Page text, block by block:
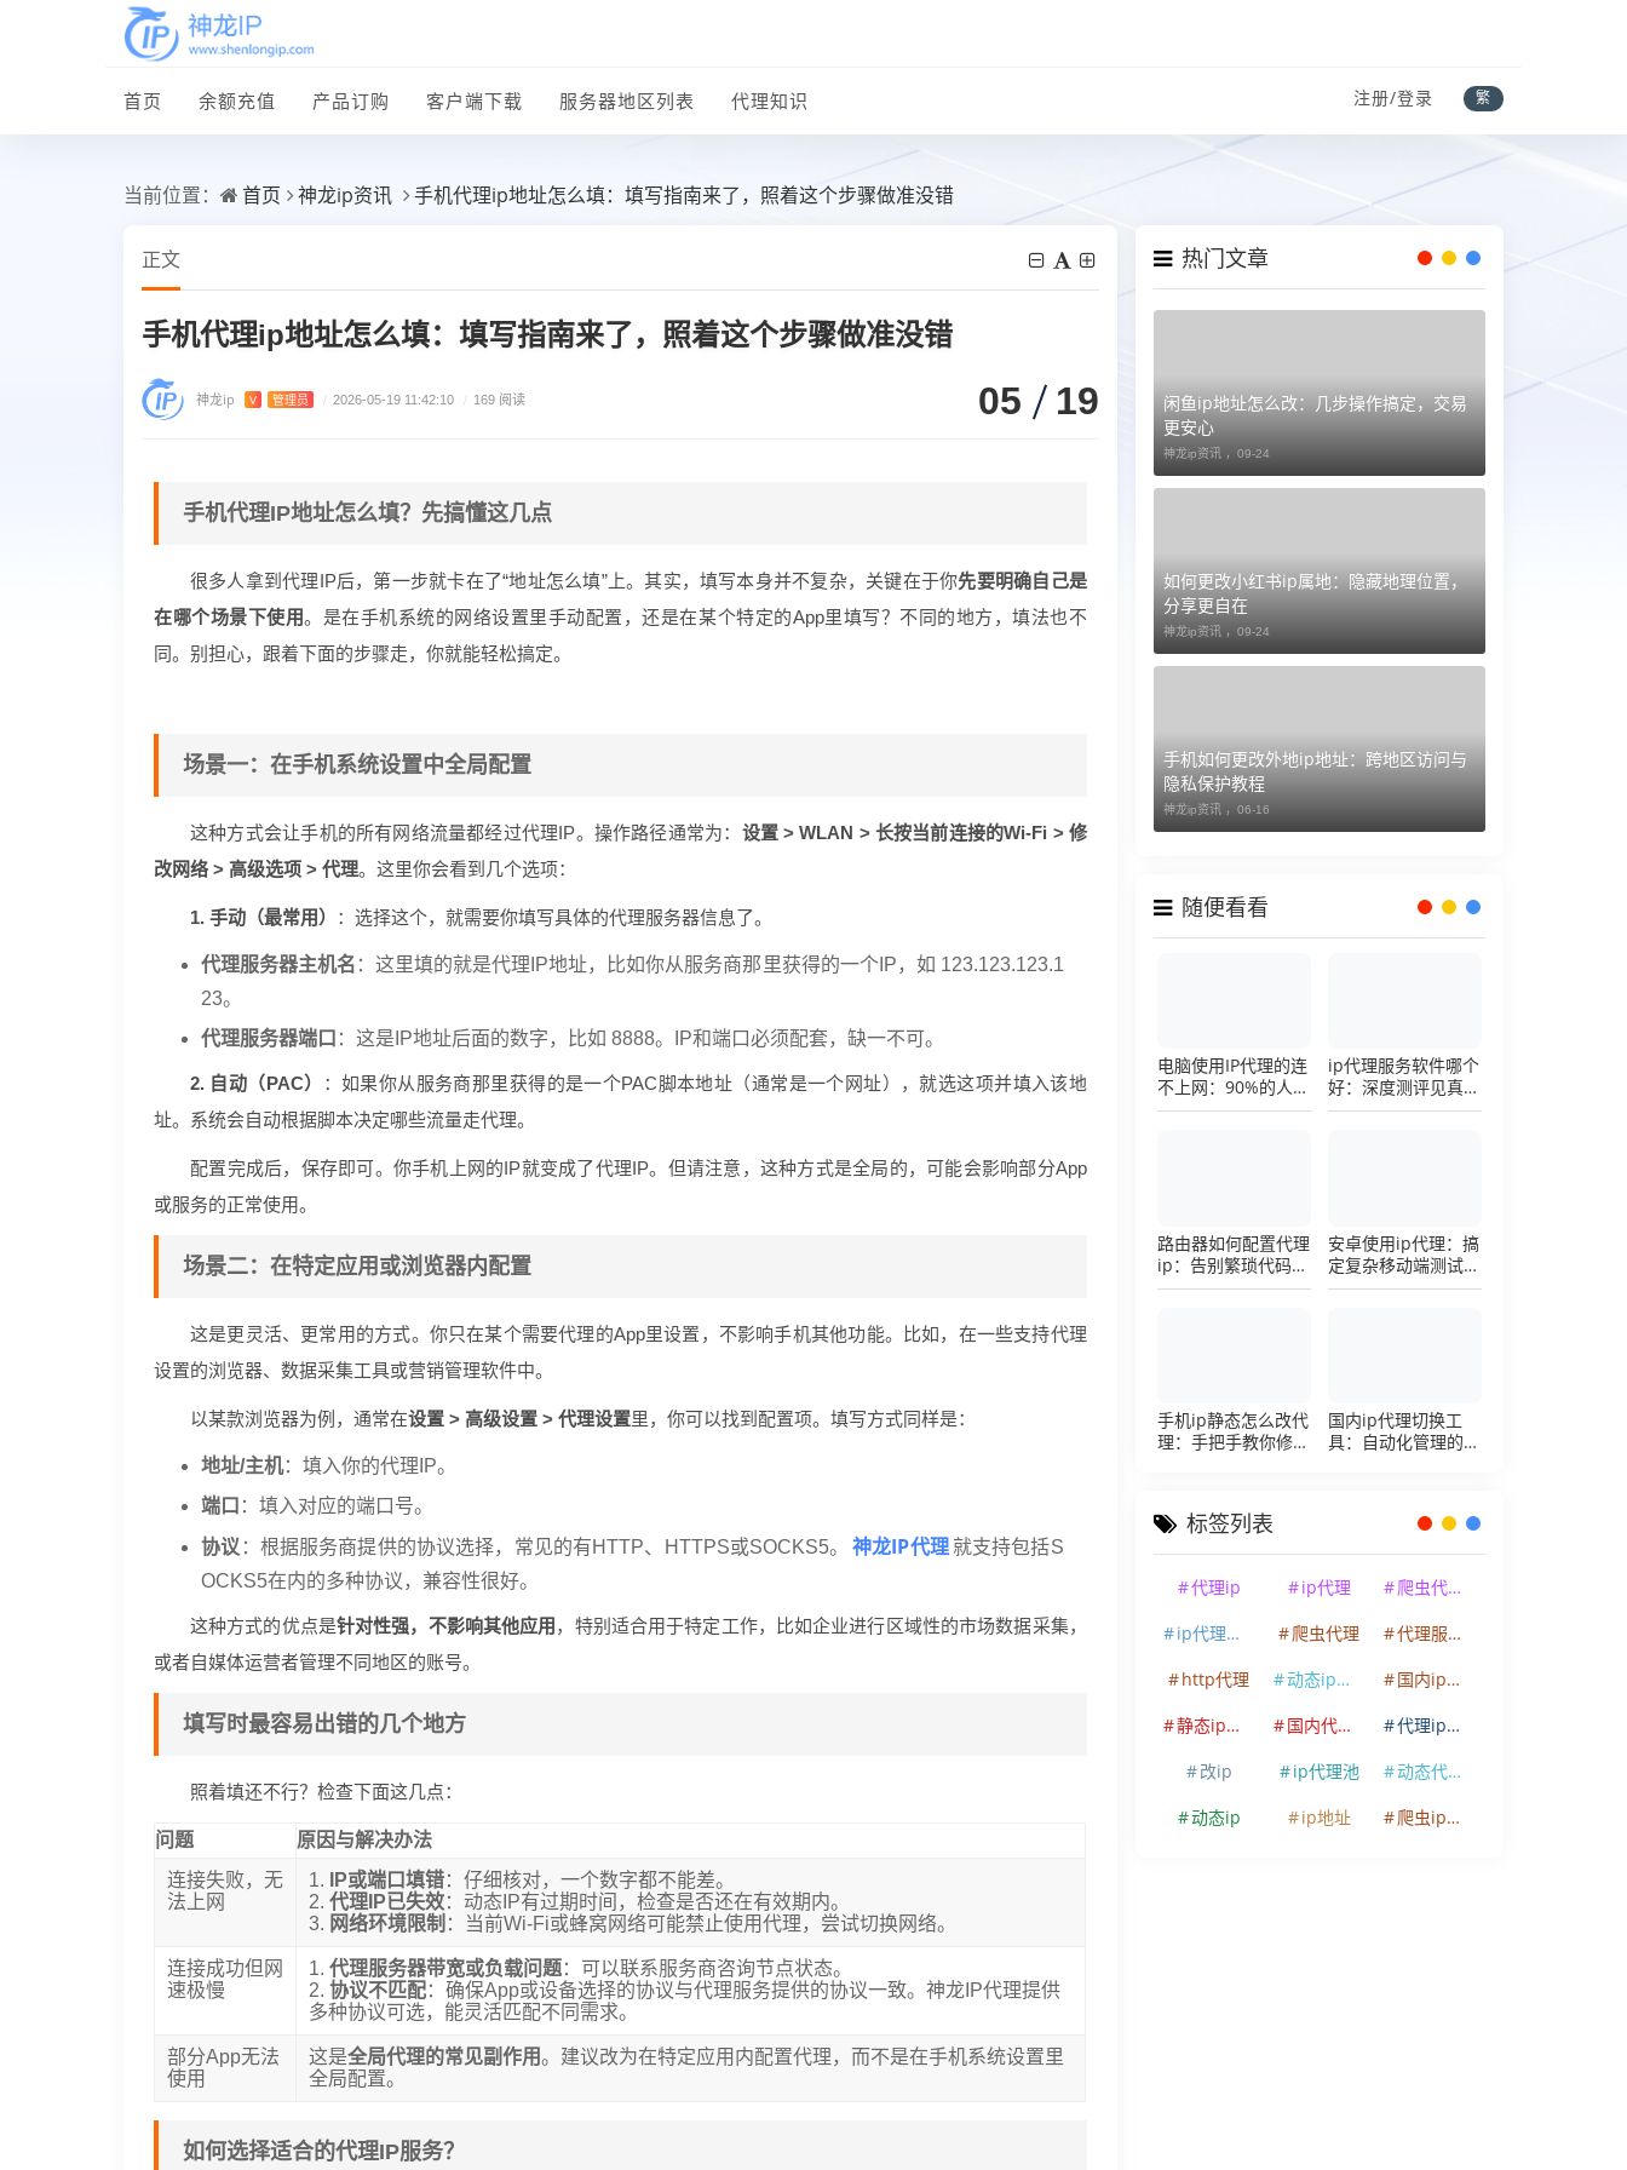
首页 余额充值 产品订购 客户端下载 服务器地区列表 代理知识 注册/登录 繁
当前位置： 首页 神龙ip资讯 手机代理ip地址怎么填：填写指南来了，照着这个步骤做准没错
正文
手机代理ip地址怎么填：填写指南来了，照着这个步骤做准没错
神龙ip V 管理员 / 2026-05-19 11:42:10 / 169 阅读 05 19
手机代理IP地址怎么填？先搞懂这几点
很多人拿到代理IP后，第一步就卡在了“地址怎么填”上。其实，填写本身并不复杂，关键在于你先要明确自己是
在哪个场景下使用。是在手机系统的网络设置里手动配置，还是在某个特定的App里填写？不同的地方，填法也不
同。别担心，跟着下面的步骤走，你就能轻松搞定。
场景一：在手机系统设置中全局配置
这种方式会让手机的所有网络流量都经过代理IP。操作路径通常为： 设置 > WLAN > 长按当前连接的Wi-Fi > 修
改网络 > 高级选项 > 代理。这里你会看到几个选项：
1. 手动（最常用） ：选择这个，就需要你填写具体的代理服务器信息了。
代理服务器主机名 ：这里填的就是代理IP地址，比如你从服务商那里获得的一个IP，如 123.123.123.1
23。
代理服务器端口 ：这是IP地址后面的数字，比如 8888。IP和端口必须配套，缺一不可。
2. 自动（PAC）
：如果你从服务商那里获得的是一个PAC脚本地址（通常是一个网址），就选这项并填入该地
址。系统会自动根据脚本决定哪些流量走代理。
配置完成后，保存即可。你手机上网的IP就变成了代理IP。但请注意，这种方式是全局的，可能会影响部分App
或服务的正常使用。
场景二：在特定应用或浏览器内配置
这是更灵活、更常用的方式。你只在某个需要代理的App里设置，不影响手机其他功能。比如，在一些支持代理
设置的浏览器、数据采集工具或营销管理软件中。
以某款浏览器为例，通常在设置 > 高级设置 > 代理设置里，你可以找到配置项。填写方式同样是：
地址/主机：填入你的代理IP。
端口 ：填入对应的端口号。
协议 ：根据服务商提供的协议选择，常见的有HTTP、HTTPS或SOCKS5。 神龙IP代理 就支持包括S
OCKS5在内的多种协议，兼容性很好。
这种方式的优点是针对性强，不影响其他应用 ，特别适合用于特定工作，比如企业进行区域性的市场数据采集，
或者自媒体运营者管理不同地区的账号。
填写时最容易出错的几个地方
照着填还不行？检查下面这几点：
问题
原因与解决办法
连接失败，无
法上网
1. IP或端口填错：仔细核对，一个数字都不能差。
2.代理IP已失效：动态IP有过期时间，检查是否还在有效期内。
3. 网络环境限制 ：当前Wi-Fi或蜂窝网络可能禁止使用代理，尝试切换网络。
连接成功但网
速极慢
1.代理服务器带宽或负载问题：可以联系服务商咨询节点状态。
2.协议不匹配：确保App或设备选择的协议与代理服务提供的协议一致。神龙IP代理提供
多种协议可选，能灵活匹配不同需求。
部分App无法
使用
这是全局代理的常见副作用。建议改为在特定应用内配置代理，而不是在手机系统设置里
全局配置。
如何选择适合的代理IP服务？
热门文章
闲鱼ip地址怎么改：几步操作搞定，交易
更安心
神龙ip资讯 ， 09-24
如何更改小红书ip属地：隐藏地理位置，
分享更自在
神龙ip资讯 ， 09-24
手机如何更改外地ip地址：跨地区访问与
隐私保护教程
神龙ip资讯 ， 06-16
随便看看
电脑使用IP代理的连
不上网：90%的人踩
过这个坑，一招修复
ip代理服务软件哪个
好：深度测评见真
章，帮你把钱花在刀
路由器如何配置代理
ip：告别繁琐代码，
详解底层配置逻辑
安卓使用ip代理：搞
定复杂移动端测试环
境的超详细配置手册
手机ip静态怎么改代
理：手把手教你修改
国内ip代理切换工
具：自动化管理的效
标签列表
代理ip ip代理
爬虫代理ip
ip代理软件
爬虫代理
代理服务器
http代理
动态ip代理
国内ip代理
静态ip代理
国内代理ip
代理ip软件
改ip
ip代理池
动态代理ip
动态ip
ip地址 爬虫ip代理